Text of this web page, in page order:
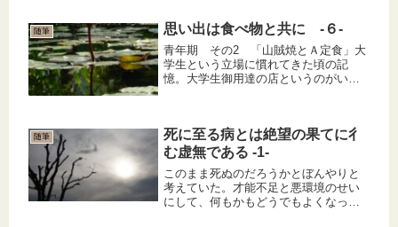
なのに、自分が怒られると面白かっ
た。...
随筆 思い出は食べ物と共に -６-
青年期 その2 「山賊焼とＡ定食」大
学生という立場に慣れてきた頃の記
憶。大学生御用達の店というのがいく
が山賊焼を売りにする店であった。今
で...
随筆
死に至る病とは絶望の果てに彳
む虚無である -1-
このまま死ぬのだろうかとぼんやりと
考えていた。才能不足と悪環境のせい
にして、何もかもどうでもよくなっ